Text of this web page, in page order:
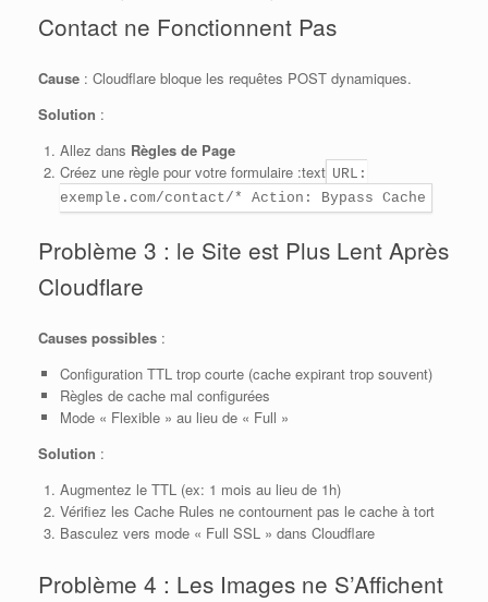
Contact ne Fonctionnent Pas
Cause : Cloudflare bloque les requêtes POST dynamiques.
Solution :
Allez dans Règles de Page
Créez une règle pour votre formulaire :text URL:
exemple.com/contact/* Action: Bypass Cache
Problème 3 : le Site est Plus Lent Après
Cloudflare
Causes possibles :
Configuration TTL trop courte (cache expirant trop souvent)
Règles de cache mal configurées
Mode « Flexible » au lieu de « Full »
Solution :
Augmentez le TTL (ex: 1 mois au lieu de 1h)
Vérifiez les Cache Rules ne contournent pas le cache à tort
Basculez vers mode « Full SSL » dans Cloudflare
Problème 4 : Les Images ne S’Affichent